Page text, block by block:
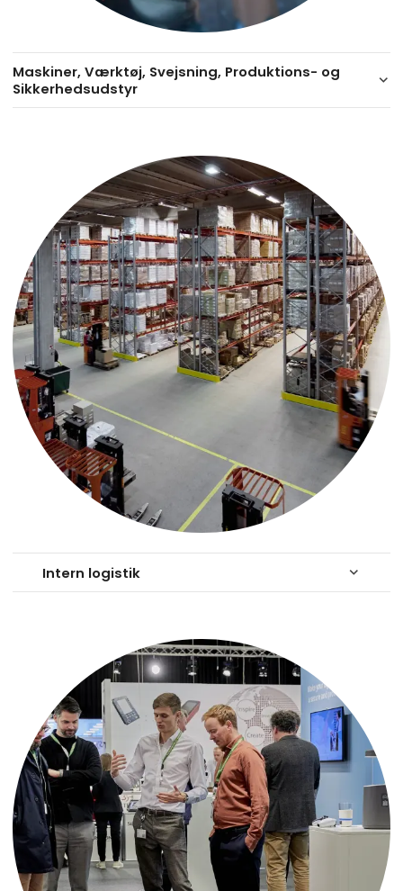
Maskiner, Værktøj, Svejsning, Produktions- og
Sikkerhedsudstyr
keyboard_arrow_down
Intern logistik keyboard_arrow_down